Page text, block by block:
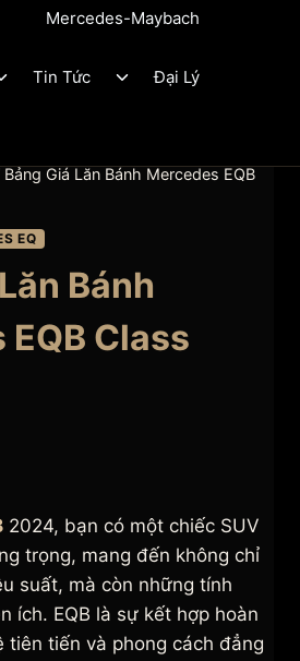
Mercedes-Maybach
Tin Tức
ToggleĐại Lý
Bảng Giá Lăn Bánh Mercedes EQB
EQ
Bánh
Class
2024, bạn có một chiếc SUV
trọng, mang đến không chỉ
suất, mà còn những tính
ích. EQB là sự kết hợp hoàn
tiên tiến và phong cách đẳng